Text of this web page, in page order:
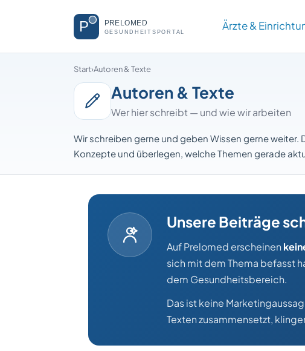
Ärzte &
Start›Autoren & Texte
Autoren & Texte
Wer hier schreibt — und wie wir arbeiten
Wir schreiben gerne und geben Wissen gerne
Konzepte und überlegen, welche Themen gerade
Unsere Beiträge
Auf Prelomed erscheinen
sich mit dem Thema befasst
dem Gesundheitsbereich.
Das ist keine
Texten zusammensetzt,